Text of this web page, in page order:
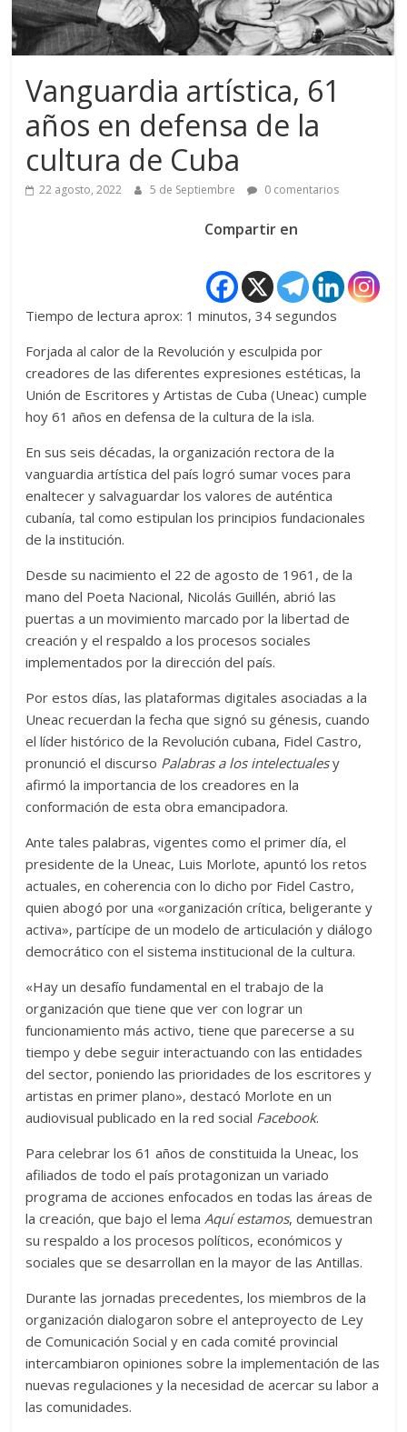
Vanguardia artística, 61
años en defensa de la
cultura de Cuba
22 agosto, 2022 5 de Septiembre 0 comentarios
Compartir en
Tiempo de lectura aprox: 1 minutos, 34 segundos
Forjada al calor de la Revolución y esculpida por
creadores de las diferentes expresiones estéticas, la
Unión de Escritores y Artistas de Cuba (Uneac) cumple
hoy 61 años en defensa de la cultura de la isla.
En sus seis décadas, la organización rectora de la
vanguardia artística del país logró sumar voces para
enaltecer y salvaguardar los valores de auténtica
cubanía, tal como estipulan los principios fundacionales
de la institución.
Desde su nacimiento el 22 de agosto de 1961, de la
mano del Poeta Nacional, Nicolás Guillén, abrió las
puertas a un movimiento marcado por la libertad de
creación y el respaldo a los procesos sociales
implementados por la dirección del país.
Por estos días, las plataformas digitales asociadas a la
Uneac recuerdan la fecha que signó su génesis, cuando
el líder histórico de la Revolución cubana, Fidel Castro,
pronunció el discurso Palabras a los intelectualesy
afirmó la importancia de los creadores en la
conformación de esta obra emancipadora.
Ante tales palabras, vigentes como el primer día, el
presidente de la Uneac, Luis Morlote, apuntó los retos
actuales, en coherencia con lo dicho por Fidel Castro,
quien abogó por una «organización crítica, beligerante y
activa», partícipe de un modelo de articulación y diálogo
democrático con el sistema institucional de la cultura.
«Hay un desafío fundamental en el trabajo de la
organización que tiene que ver con lograr un
funcionamiento más activo, tiene que parecerse a su
tiempo y debe seguir interactuando con las entidades
del sector, poniendo las prioridades de los escritores y
artistas en primer plano», destacó Morlote en un
audiovisual publicado en la red social Facebook.
Para celebrar los 61 años de constituida la Uneac, los
afiliados de todo el país protagonizan un variado
programa de acciones enfocados en todas las áreas de
la creación, que bajo el lemaAquí estamos, demuestran
su respaldo a los procesos políticos, económicos y
sociales que se desarrollan en la mayor de las Antillas.
Durante las jornadas precedentes, los miembros de la
organización dialogaron sobre el anteproyecto de Ley
de Comunicación Social y en cada comité provincial
intercambiaron opiniones sobre la implementación de las
nuevas regulaciones y la necesidad de acercar su labor a
las comunidades.